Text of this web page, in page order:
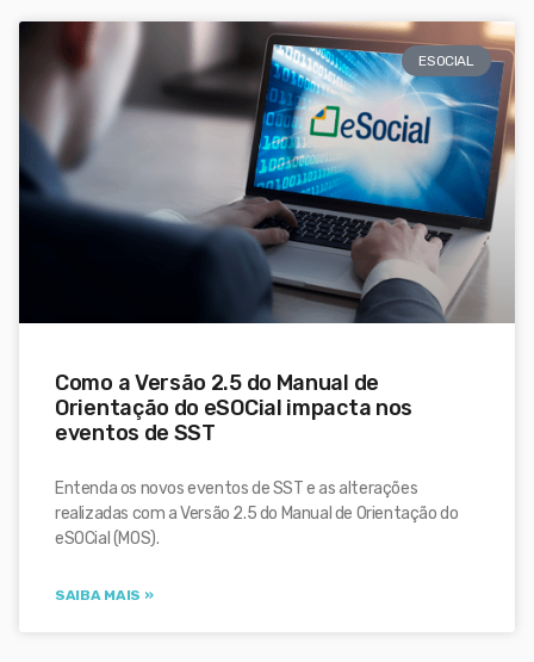
ESOCIAL
Como a Versão 2.5 do Manual de
Orientação do eSOCial impacta nos
eventos de SST
Entenda os novos eventos de SST e as alterações
realizadas com a Versão 2.5 do Manual de Orientação do
eSOCial (MOS).
SAIBA MAIS »